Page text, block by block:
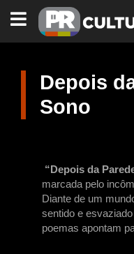
PARANÁ
CULTURA
Depois
Sono
“Depois da
marcada pelo
Diante de um
sentido e
poemas apontam